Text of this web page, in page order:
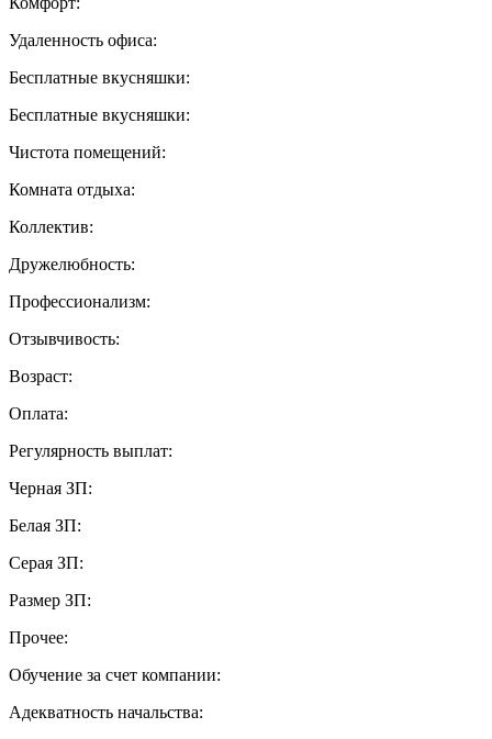
Удаленность офиса:
Бесплатные вкусняшки:
Бесплатные вкусняшки:
Чистота помещений:
Комната отдыха:
Коллектив:
Дружелюбность:
Профессионализм:
Отзывчивость:
Возраст:
Оплата:
Регулярность выплат:
Черная ЗП:
Белая ЗП:
Серая ЗП:
Размер ЗП:
Прочее:
Обучение за счет компании:
Адекватность начальства: